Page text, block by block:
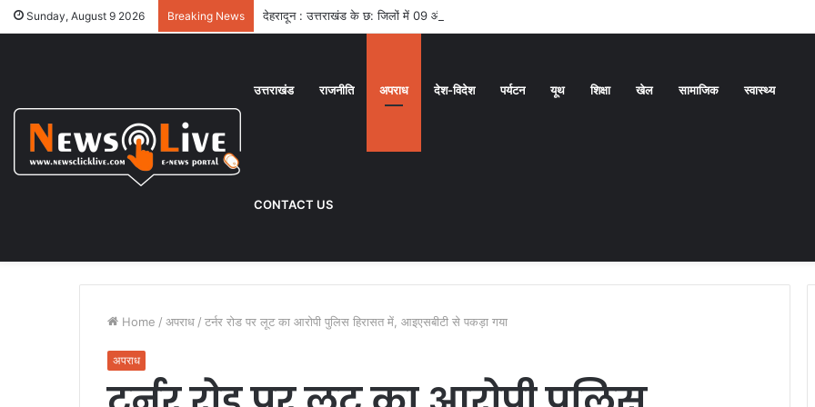
Sunday, August 9 2026 Breaking News देहरादून : उत्तराखंड के छ: जिलों में 09 और 10 को भारी बारिश का ऑरेंज अलर्ट
उत्तराखंड राजनीति अपराध देश-विदेश पर्यटन यूथ शिक्षा खेल सामाजिक स्वास्थ्य
CONTACT US
Home / अपराध / टर्नर रोड पर लूट का आरोपी पुलिस हिरासत में, आइएसबीटी से पकड़ा गया
अपराध